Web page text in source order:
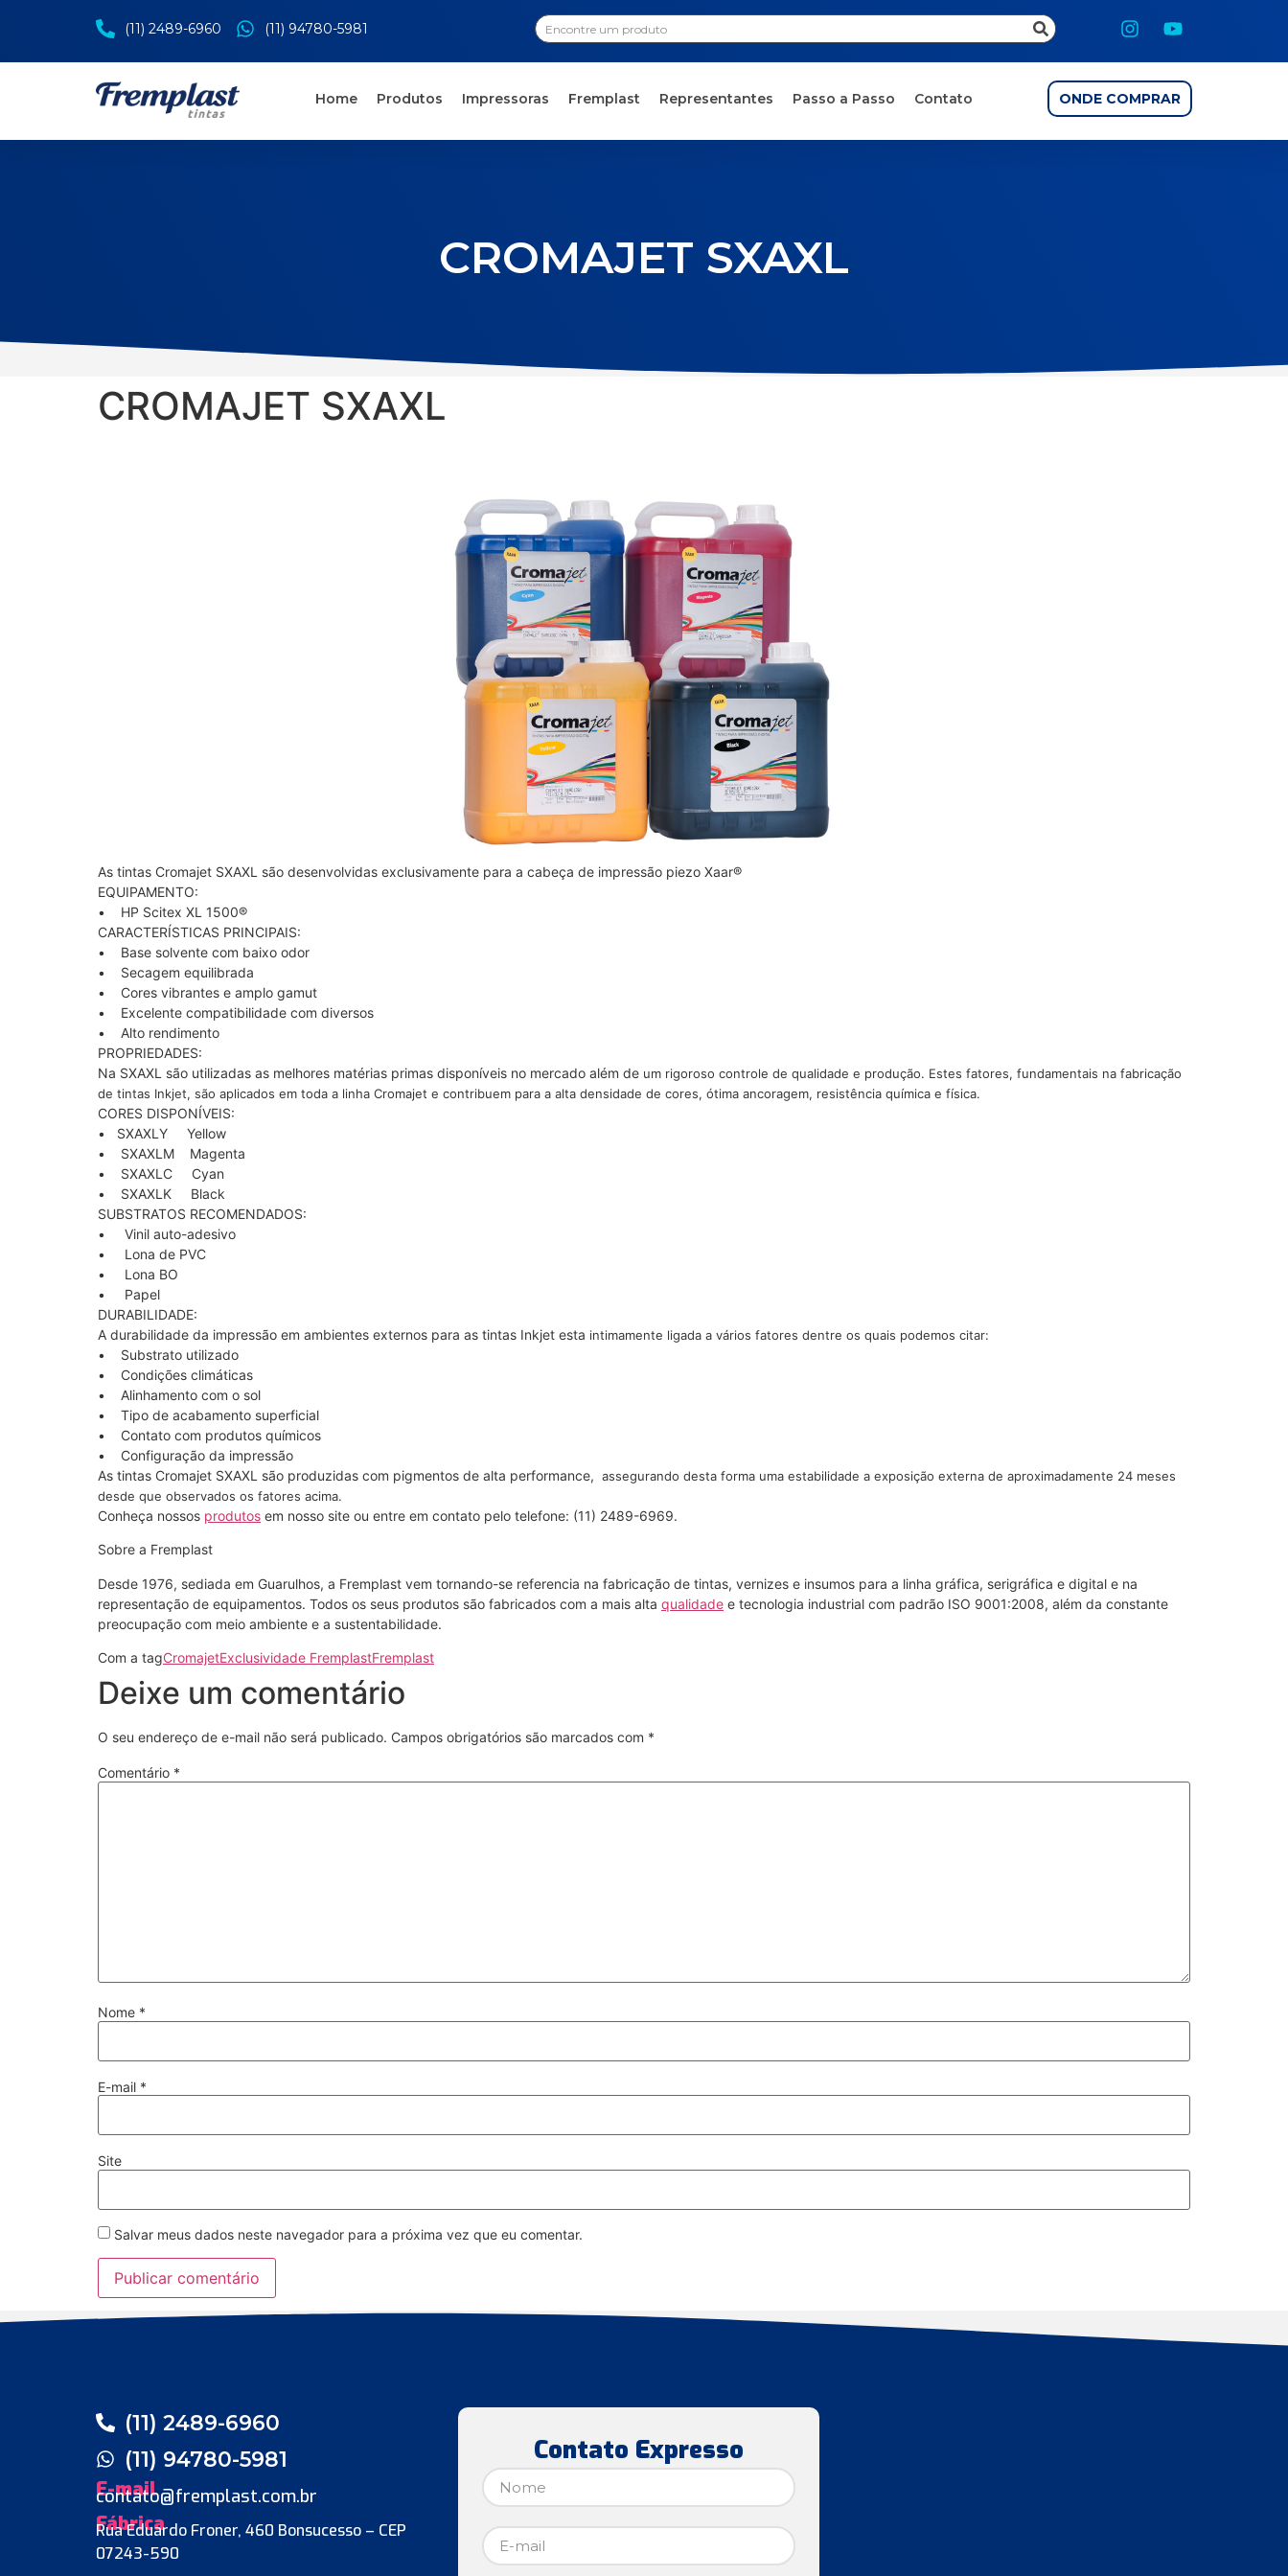
(11) 2489-6960 (11) 94780-5981
Home Produtos Impressoras Fremplast Representantes Passo a Passo Contato ONDE COMPRAR
CROMAJET SXAXL
CROMAJET SXAXL
As tintas Cromajet SXAXL são desenvolvidas exclusivamente para a cabeça de impressão piezo Xaar®
EQUIPAMENTO:
• HP Scitex XL 1500®
CARACTERÍSTICAS PRINCIPAIS:
• Base solvente com baixo odor
• Secagem equilibrada
• Cores vibrantes e amplo gamut
• Excelente compatibilidade com diversos
• Alto rendimento
PROPRIEDADES:
Na SXAXL são utilizadas as melhores matérias primas disponíveis no mercado além de um rigoroso controle de qualidade e produção. Estes fatores, fundamentais na fabricação
de tintas Inkjet, são aplicados em toda a linha Cromajet e contribuem para a alta densidade de cores, ótima ancoragem, resistência química e física.
CORES DISPONÍVEIS:
• SXAXLY Yellow
• SXAXLM Magenta
• SXAXLC Cyan
• SXAXLK Black
SUBSTRATOS RECOMENDADOS:
• Vinil auto-adesivo
• Lona de PVC
• Lona BO
• Papel
DURABILIDADE:
A durabilidade da impressão em ambientes externos para as tintas Inkjet esta intimamente ligada a vários fatores dentre os quais podemos citar:
• Substrato utilizado
• Condições climáticas
• Alinhamento com o sol
• Tipo de acabamento superficial
• Contato com produtos químicos
• Configuração da impressão
As tintas Cromajet SXAXL são produzidas com pigmentos de alta performance, assegurando desta forma uma estabilidade a exposição externa de aproximadamente 24 meses
desde que observados os fatores acima.
Conheça nossos produtos em nosso site ou entre em contato pelo telefone: (11) 2489-6969.
Sobre a Fremplast
Desde 1976, sediada em Guarulhos, a Fremplast vem tornando-se referencia na fabricação de tintas, vernizes e insumos para a linha gráfica, serigráfica e digital e na
representação de equipamentos. Todos os seus produtos são fabricados com a mais alta qualidade e tecnologia industrial com padrão ISO 9001:2008, além da constante
preocupação com meio ambiente e a sustentabilidade.
Com a tagCromajetExclusividade FremplastFremplast
Deixe um comentário
O seu endereço de e-mail não será publicado. Campos obrigatórios são marcados com *
Comentário *
Nome *
E-mail *
Site
Salvar meus dados neste navegador para a próxima vez que eu comentar.
(11) 2489-6960
(11) 94780-5981
E-mail
contato@fremplast.com.br
Fábrica
Rua Eduardo Froner, 460 Bonsucesso – CEP
07243-590
Contato Expresso